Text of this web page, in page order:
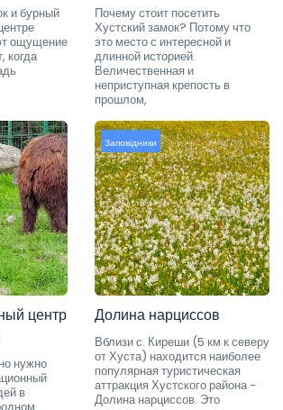
и бурный
ощущение
когда
Почему стоит посетить
Хустский замок? Потому что
это место с интересной и
длинной историей.
Величественная и
неприступная крепость в
прошлом,
центр
нужно
в
Заповідники
Долина нарциссов
Вблизи с. Киреши (5 км к северу
от Хуста) находится наиболее
популярная туристическая
аттракция Хустского района -
Долина нарциссов. Это